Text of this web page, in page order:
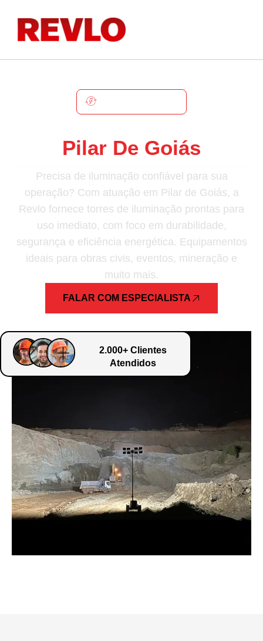
Pilar De Goiás
Precisa de iluminação confiável para sua
operação? Com atuação em Pilar de Goiás, a
Revlo fornece torres de iluminação prontas para
uso imediato, com foco em durabilidade,
segurança e eficiência energética. Equipamentos
ideais para obras civis, eventos, mineração e
muito mais.
FALAR COM ESPECIALISTA
2.000+ Clientes
Atendidos